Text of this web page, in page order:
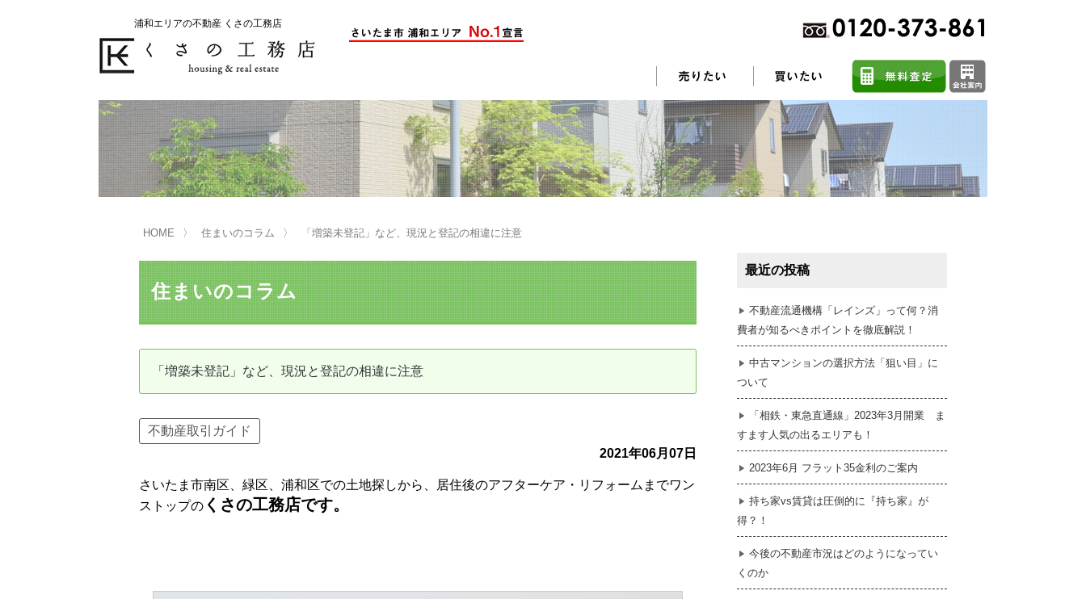
浦和エリアの不動産 くさの工務店
不動産の売却をお考えのお客様
くさの工務店が選ばれる理由 売却活動 売却されたお客様の声 不動産売却に関するよくある質問
買い替えサポート はじめての売却 不動産売却成功のコツ 任意売却
不動産の相続 売却前の修繕・リフォーム
売却の流れ（手順）
不動産売却の詳しい流れ 売買契約のご締結
不動産の引き渡し 不動産の残代金の受領について 不動産売却後の税金
不動産の購入をお考えのお客様
くさの工務店が選ばれる理由 購入されたお客様の声 不動産購入に関するよくある質問
住宅ローン控除・消費税について
リニュアル仲介とは
資産価値の減りにくい住宅購入 中古だから安心して購入できる仕組み リニュアル仲介で実現する豊かな暮らし はじめての物件探し
HOME 住まいのコラム 「増築未登記」など、現況と登記の相違に注意
住まいのコラム
「増築未登記」など、現況と登記の相違に注意
不動産取引ガイド
2021年06月07日
さいたま市南区、緑区、浦和区での土地探しから、居住後のアフターケア・リフォームまでワン
ストップの くさの工務店です。
最近の投稿
不動産流通機構「レインズ」って何？消
費者が知るべきポイントを徹底解説！
中古マンションの選択方法「狙い目」に
ついて
「相鉄・東急直通線」2023年3月開業 ま
すます人気の出るエリアも！
2023年6月 フラット35金利のご案内
持ち家vs賃貸は圧倒的に『持ち家』が
得？！
今後の不動産市況はどのようになってい
くのか